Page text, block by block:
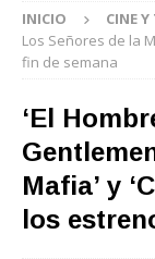
INICIO CINE Y
Los Señores de la
fin de semana
‘El
Mafia’ y
los